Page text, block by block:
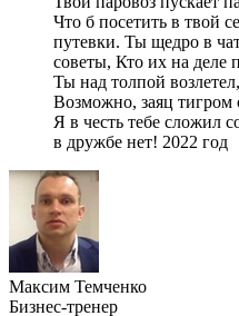
Что б посетить в твой
путевки. Ты щедро в
советы, Кто их на деле
Ты над толпой
Возможно, заяц
Я в честь тебе сложил
в дружбе нет! 2022 год
Максим Темченко
Бизнес-тренер